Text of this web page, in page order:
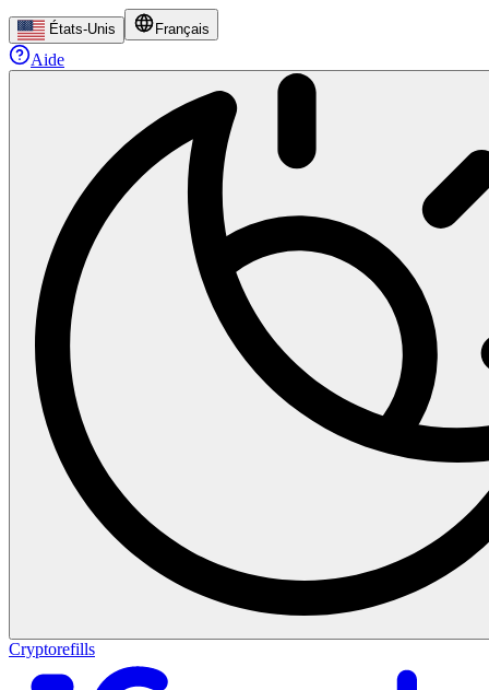
États-Unis Français
Aide
Cryptorefills